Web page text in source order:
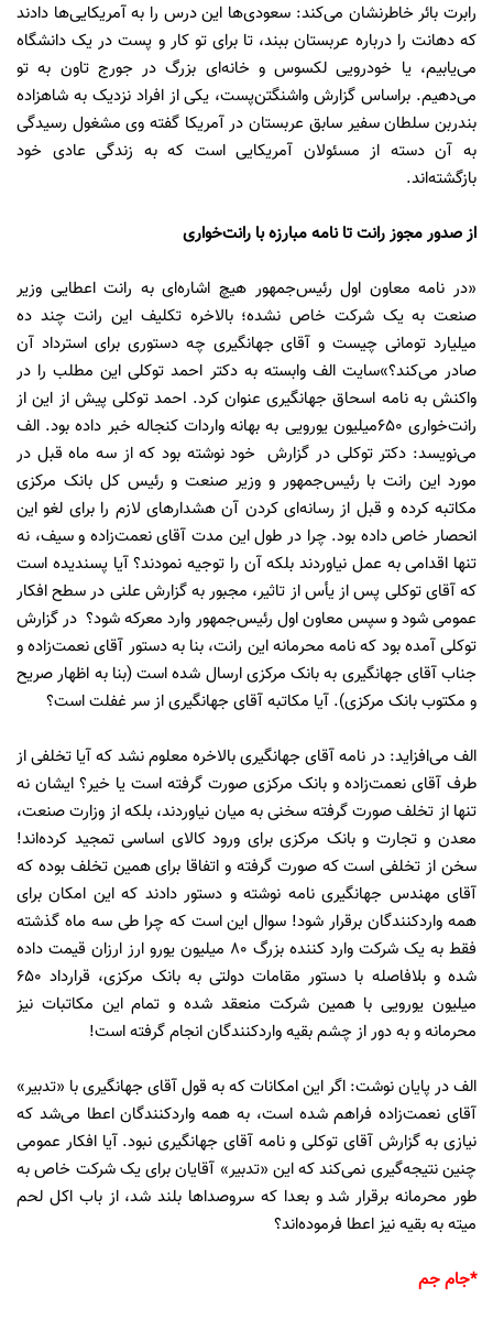
رابرت بائر خاطرنشان می‌کند: سعودی‌ها این درس را به آمریکایی‌ها دادند
که دهانت را درباره عربستان ببند، تا برای تو کار و پست در یک دانشگاه
می‌یابیم، یا خودرویی لکسوس و خانه‌ای بزرگ در جورج تاون به تو
می‌دهیم. براساس گزارش واشنگتن‌پست، یکی از افراد نزدیک به شاهزاده
بندربن سلطان سفیر سابق عربستان در آمریکا گفته وی مشغول رسیدگی
به آن دسته از مسئولان آمریکایی است که به زندگی عادی خود
بازگشته‌اند.
از صدور مجوز رانت تا نامه مبارزه با رانت‌خواری
«در نامه معاون اول رئیس‌جمهور هیچ اشاره‌ای به رانت اعطایی وزیر
صنعت به یک شرکت خاص نشده؛ بالاخره تکلیف این رانت چند ده
میلیارد تومانی چیست و آقای جهانگیری چه دستوری برای استرداد آن
صادر می‌کند؟»سایت الف وابسته به دکتر احمد توکلی این مطلب را در
واکنش به نامه اسحاق جهانگیری عنوان کرد. احمد توکلی پیش از این از
رانت‌خواری 650میلیون یورویی به بهانه واردات کنجاله خبر داده بود. الف
می‌نویسد: دکتر توکلی در گزارش خود نوشته بود که از سه ماه قبل در
مورد این رانت با رئیس‌جمهور و وزیر صنعت و رئیس کل بانک مرکزی
مکاتبه کرده و قبل از رسانه‌ای کردن آن هشدارهای لازم را برای لغو این
انحصار خاص داده بود. چرا در طول این مدت آقای نعمت‌زاده و سیف، نه
تنها اقدامی به عمل نیاوردند بلکه آن را توجیه نمودند؟ آیا پسندیده است
که آقای توکلی پس از یأس از تاثیر، مجبور به گزارش علنی در سطح افکار
عمومی ‌شود و سپس معاون اول رئیس‌جمهور وارد معرکه شود؟ در گزارش
توکلی آمده بود که نامه محرمانه این رانت، بنا به دستور آقای نعمت‌زاده و
جناب آقای جهانگیری به بانک مرکزی ارسال شده است (بنا به اظهار صریح
و مکتوب بانک مرکزی). آیا مکاتبه آقای جهانگیری از سر غفلت است؟
الف می‌افزاید: در نامه آقای جهانگیری بالاخره معلوم نشد که آیا تخلفی از
طرف آقای نعمت‌زاده و بانک مرکزی صورت گرفته است یا خیر؟ ایشان نه
تنها از تخلف صورت گرفته سخنی به میان نیاوردند، بلکه از وزارت صنعت،
معدن و تجارت و بانک مرکزی برای ورود کالای اساسی تمجید کرده‌اند!
سخن از تخلفی است که صورت گرفته و اتفاقا برای همین تخلف بوده که
آقای مهندس جهانگیری نامه نوشته و دستور دادند که این امکان برای
همه واردکنندگان برقرار شود! سوال این است که چرا طی سه ماه گذشته
فقط به یک شرکت وارد کننده بزرگ 80 میلیون یورو ارز ارزان قیمت داده
شده و بلافاصله با دستور مقامات دولتی به بانک مرکزی، قرارداد 650
میلیون یورویی با همین شرکت منعقد شده و تمام این مکاتبات نیز
محرمانه و به دور از چشم بقیه واردکنندگان انجام گرفته است!
الف در پایان نوشت: اگر این امکانات که به قول آقای جهانگیری با «تدبیر»
آقای نعمت‌زاده فراهم شده است، به همه واردکنندگان اعطا می‌شد که
نیازی به گزارش آقای توکلی و نامه آقای جهانگیری نبود. آیا افکار عمومی
چنین نتیجه‌گیری نمی‌کند که این «تدبیر» آقایان برای یک شرکت خاص به
طور محرمانه برقرار شد و بعدا که سروصداها بلند شد، از باب اکل لحم
میته به بقیه نیز اعطا فرموده‌اند؟
*جام جم